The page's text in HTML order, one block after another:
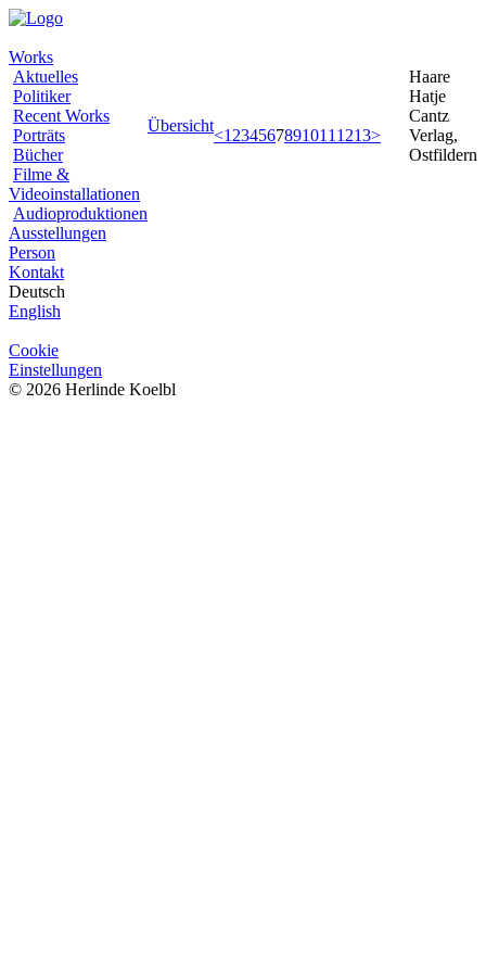
Works
Aktuelles
Politiker
Recent Works
Porträts
Bücher
Filme &
Videoinstallationen
Audioproduktionen
Ausstellungen
Person
Kontakt
Deutsch
English
Cookie
Einstellungen
Übersicht
<1 234567891011 1213>
Haare
Hatje
Cantz
Verlag,
Ostfildern
© 2026 Herlinde Koelbl